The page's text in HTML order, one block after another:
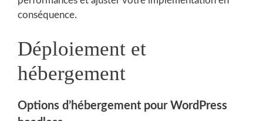
conséquence.
Déploiement et
hébergement
Options d’hébergement pour WordPress